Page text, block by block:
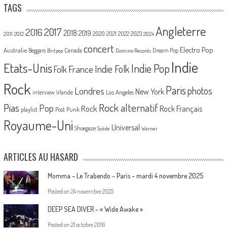
TAGS
2011 2012 20162017 2018 2019 2020 2021 2022 2023 2024 Angleterre
Australie Beggars Britpop Canada concert Domino Records Dream Pop Electro Pop
Etats-UnisFolk France Indie Folk Indie PopIndie
Rock interview Irlande Londres Los Angeles New York Parisphotos
Pias playlist Pop Post Punk Rock Rock alternatif Rock Français
Royaume-Uni Shoegaze Suède Universal Warner
ARTICLES AU HASARD
Momma – Le Trabendo – Paris – mardi 4 novembre 2025
Posted on 24 novembre 2025
DEEP SEA DIVER – « Wide Awake »
Posted on 21 octobre 2016